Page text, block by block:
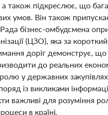
також підкреслює, що
умов. Він також
бізнес-омбудсмена
(ЦЗО), яка за
доріг демонструє, що
до реальних
у державних
із викликами
важливі для розуміння
в країні.